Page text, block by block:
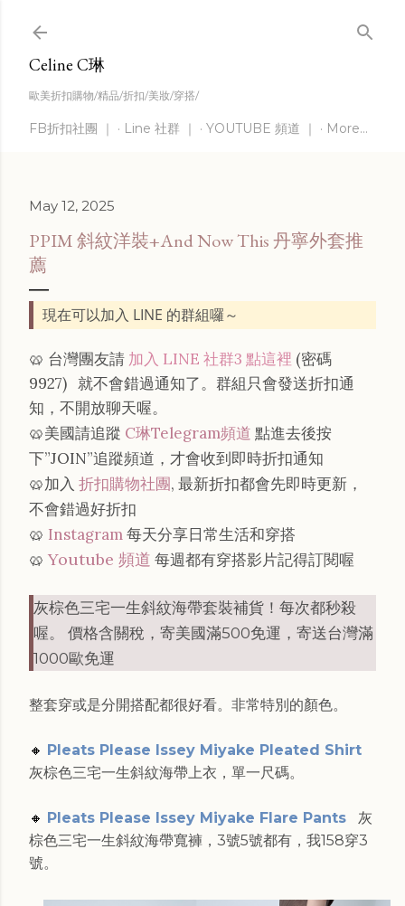
Celine C琳
歐美折扣購物/精品/折扣/美妝/穿搭/
FB折扣社團 ｜ Line 社群 ｜ YOUTUBE 頻道 ｜ More…
May 12, 2025
PPIM 斜紋洋裝+And Now This 丹寧外套推
薦
現在可以加入 LINE 的群組囉～
🥨 台灣團友請 加入 LINE 社群3 點這裡 (密碼
9927) 就不會錯過通知了。群組只會發送折扣通
知，不開放聊天喔。
🥨美國請追蹤 C琳Telegram頻道 點進去後按
下”JOIN”追蹤頻道，才會收到即時折扣通知
🥨加入 折扣購物社團, 最新折扣都會先即時更新，
不會錯過好折扣
🥨 Instagram每天分享日常生活和穿搭
🥨 Youtube 頻道 每週都有穿搭影片記得訂閱喔
灰棕色三宅一生斜紋海帶套裝補貨！每次都秒殺
喔。
價格含關稅，寄美國滿500免運，寄送台灣滿
1000歐免運
整套穿或是分開搭配都很好看。非常特別的顏色。
🔸 Pleats Please Issey Miyake Pleated Shirt
灰棕色三宅一生斜紋海帶上衣，單一尺碼。
🔸 Pleats Please Issey Miyake Flare Pants
灰
棕色三宅一生斜紋海帶寬褲，3號5號都有，我158穿3
號。